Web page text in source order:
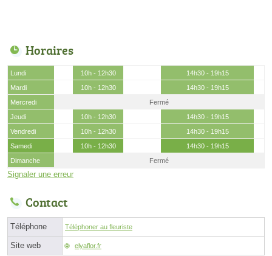
Horaires
Lundi 10h - 12h30
14h30 - 19h15
Mardi
10h - 12h30
14h30 - 19h15
Mercredi
Fermé
Jeudi
10h - 12h30
14h30 - 19h15
Vendredi
10h - 12h30
14h30 - 19h15
Samedi
10h - 12h30
14h30 - 19h15
Dimanche
Fermé
Signaler une erreur
Contact
Téléphone Téléphoner au fleuriste
Site web elyaflor.fr